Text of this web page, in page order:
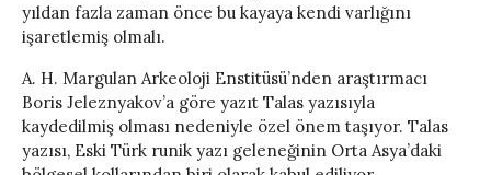
yıldan fazla zaman önce bu kayaya kendi varlığını
işaretlemiş olmalı.
A. H. Margulan Arkeoloji Enstitüsü’nden araştırmacı
Boris Jeleznyakov’a göre yazıt Talas yazısıyla
kaydedilmiş olması nedeniyle özel önem taşıyor. Talas
yazısı, Eski Türk runik yazı geleneğinin Orta Asya’daki